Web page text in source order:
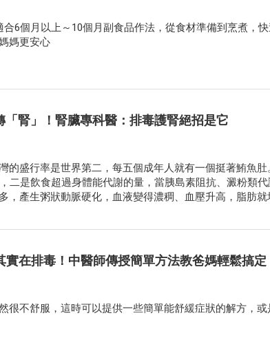
6個月以上～10個月副食品作法，從食材準備到烹煮，
媽更安心
「腎」！腎臟專科醫：排毒護腎絕招是它
的盛行率是世界第二，每五個成年人就有一個挺著鮪魚
二是飲食超過身體能代謝的量，當胰島素阻抗、澱粉類
，產生粥狀動脈硬化，血液變得濃稠、血壓升高，脂肪就
實在排毒！中醫師傳授簡單方法教爸媽輕鬆搞定
很不舒服，這時可以提供一些簡單能舒緩症狀的解方，或